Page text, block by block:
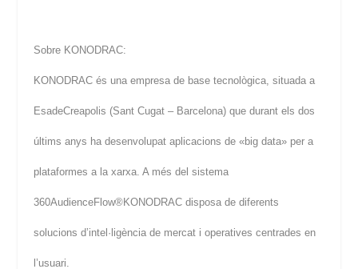
Sobre KONODRAC:
KONODRAC és una empresa de base tecnològica, situada a
EsadeCreapolis (Sant Cugat – Barcelona) que durant els dos
últims anys ha desenvolupat aplicacions de «big data» per a
plataformes a la xarxa. A més del sistema
360AudienceFlow®KONODRAC disposa de diferents
solucions d’intel·ligència de mercat i operatives centrades en
l’usuari.